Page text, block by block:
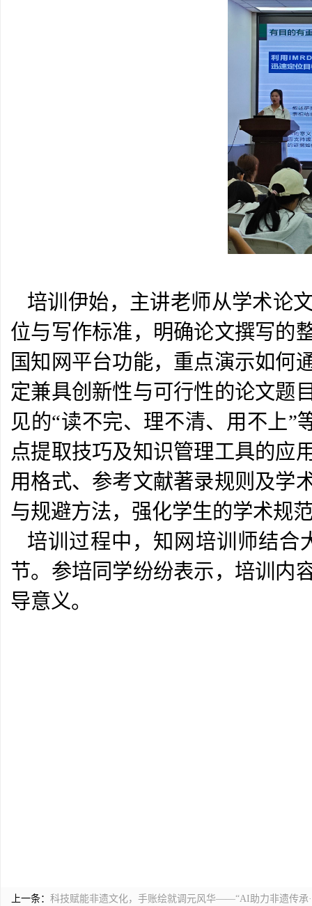
培训伊始，主讲老师从学术论
位与写作标准，明确论文撰写的
国知网平台功能，重点演示如何
定兼具创新性与可行性的论文题
见的“读不完、理不清、用不上
点提取技巧及知识管理工具的应
用格式、参考文献著录规则及学
与规避方法，强化学生的学术规
培训过程中，知网培训师结合
节。参培同学纷纷表示，培训内
导意义。
上一条： 科技赋能非遗文化，手账绘就调元风华——“AI助力非遗传承